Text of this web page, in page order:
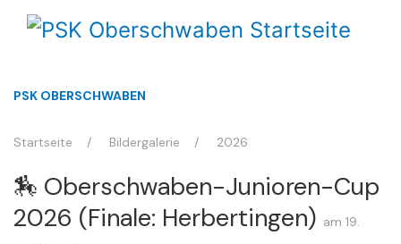
PSK OBERSCHWABEN
Startseite Bildergalerie 2026
🏇 Oberschwaben-Junioren-Cup
2026 (Finale: Herbertingen) am 19.